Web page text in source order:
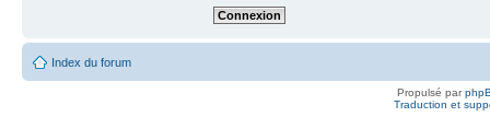
Index du forum
Propulsé par
Traduction et